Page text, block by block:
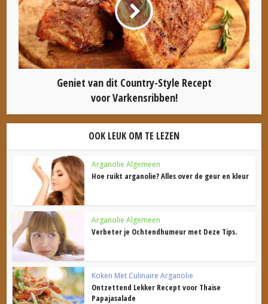
Geniet van dit Country-Style Recept
voor Varkensribben!
OOK LEUK OM TE LEZEN
Arganolie Algemeen
Hoe ruikt arganolie? Alles over de geur en kleur
Arganolie Algemeen
Verbeter je Ochtendhumeur met Deze Tips.
Koken Met Culinaire Arganolie
Ontzettend Lekker Recept voor Thaise
Papajasalade